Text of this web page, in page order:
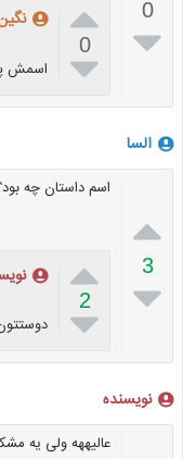
0


0
 اسمش
السا

3

اسم داستان چه

2

نویسنده
عالیههه ولی یه